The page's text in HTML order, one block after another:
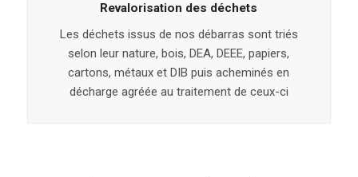
Revalorisation des déchets
Les déchets issus de nos débarras sont triés
selon leur nature, bois, DEA, DEEE, papiers,
cartons, métaux et DIB puis acheminés en
décharge agréée au traitement de ceux-ci